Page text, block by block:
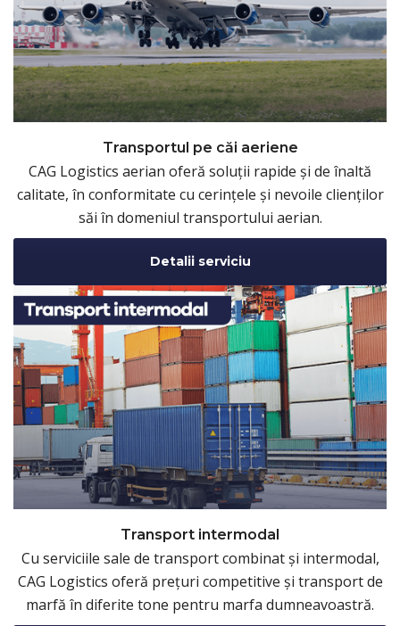
Transportul pe căi aeriene
CAG Logistics aerian oferă soluții rapide și de înaltă
calitate, în conformitate cu cerințele și nevoile clienților
săi în domeniul transportului aerian.
Detalii serviciu
Transport intermodal
Cu serviciile sale de transport combinat și intermodal,
CAG Logistics oferă prețuri competitive și transport de
marfă în diferite tone pentru marfa dumneavoastră.